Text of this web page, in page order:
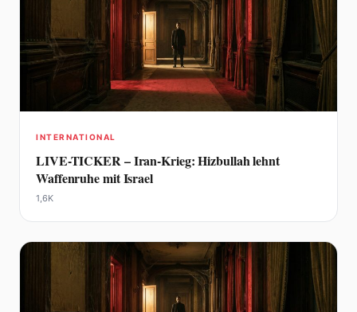
INTERNATIONAL
LIVE-TICKER – Iran-Krieg: Hizbullah lehnt
Waffenruhe mit Israel
1,6K